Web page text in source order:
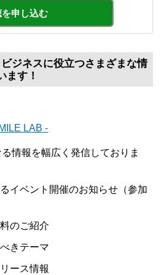
申し込む
ジネスに役立つさまざまな情
ます！
LAB -
情報を幅広く発信しておりま
イベント開催のお知らせ（参加
のご紹介
きテーマ
ース情報